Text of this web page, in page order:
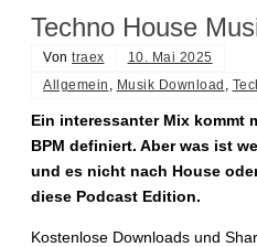
Techno House
Von traex
10. Mai 2025
Allgemein , Musik Download ,
Ein interessanter Mix kommt
BPM definiert. Aber was ist
und es nicht nach House
diese Podcast Edition.
Kostenlose Downloads und